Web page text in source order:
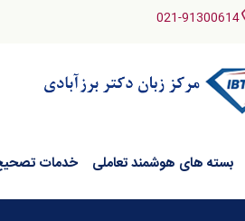
021-91300614
بسته های هوشمند تعاملی خدمات